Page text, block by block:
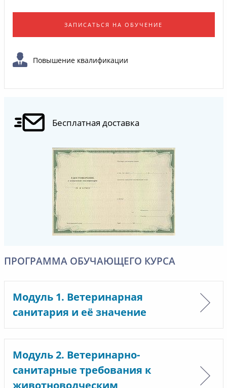
ЗАПИСАТЬСЯ НА ОБУЧЕНИЕ
Повышение квалификации
Бесплатная доставка
ПРОГРАММА ОБУЧАЮЩЕГО КУРСА
Модуль 1. Ветеринарная
санитария и её значение
Модуль 2. Ветеринарно-
санитарные требования к
животноводческим